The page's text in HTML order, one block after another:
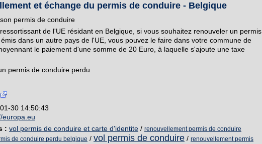
et échange du permis de conduire - Belgique
permis de conduire
de l'UE résidant en Belgique, si vous souhaitez renouveler un permis
dans un autre pays de l'UE, vous pouvez le faire dans votre commune de
le paiement d'une somme de 20 Euro, à laquelle s'ajoute une taxe
permis de conduire perdu
30 14:50:43
europa.eu
: vol permis de conduire et carte d'identite / renouvellement permis de conduire
de conduire perdu belgique / vol permis de conduire / renouvellement permis